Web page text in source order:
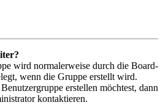
wird normalerweise durch die Board-
wenn die Gruppe erstellt wird.
erstellen möchtest, dann
kontaktieren.